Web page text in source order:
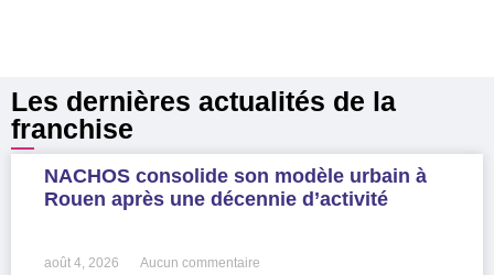
Les dernières actualités de la
franchise
NACHOS consolide son modèle urbain à
Rouen après une décennie d’activité
août 4, 2026 Aucun commentaire